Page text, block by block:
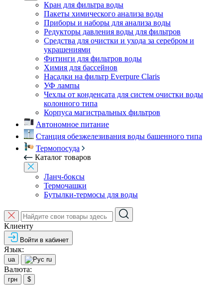
Кран для фильтра воды
Пакеты химического анализа воды
Приборы и наборы для анализа воды
Редукторы давления воды для фильтров
Средства для очистки и ухода за серебром и
украшениями
Фитинги для фильтров воды
Химия для бассейнов
Насадки на фильтр Everpure Claris
УФ лампы
Чехлы от конденсата для систем очистки воды
колонного типа
Корпуса магистральных фильтров
Автономное питание
Станция обезжелезивания воды башенного типа
Термопосуда
Каталог товаров
Ланч-боксы
Термочашки
Бутылки-термосы для воды
Клиенту
Войти в кабинет
Язык:
ua ru
Валюта:
грн $